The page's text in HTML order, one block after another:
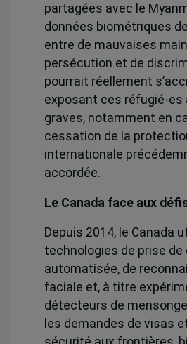
partagées avec le
données biométriques
entre de mauvaises
persécution et de
pourrait réellement
exposant ces réfugié-es
graves, notamment en
cessation de la
internationale
accordée.
Le Canada face aux
Depuis 2014, le Canada
technologies de prise de
automatisée, de
faciale et, à titre
détecteurs de
les demandes de visas